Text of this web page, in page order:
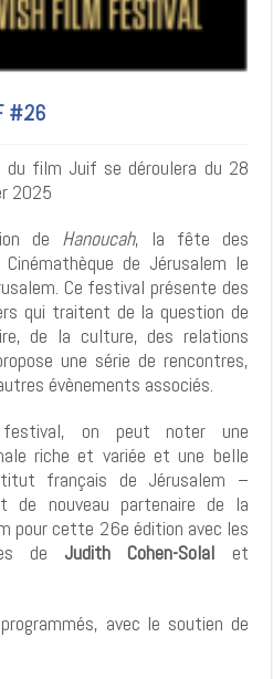
#26
film Juif se déroulera du 28
2025
de Hanoucah, la fête des
de Jérusalem le
Ce festival présente des
qui traitent de la question de
de la culture, des relations
une série de rencontres,
évènements associés.
on peut noter une
riche et variée et une belle
français de Jérusalem –
de nouveau partenaire de la
pour cette 26e édition avec les
de Judith Cohen-Solal et
avec le soutien de